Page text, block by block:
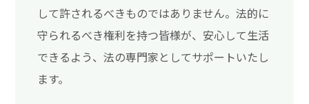
して許されるべきものではありません。法的に
守られるべき権利を持つ皆様が、安心して生活
できるよう、法の専門家としてサポートいたし
ます。